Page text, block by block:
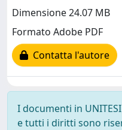
Dimensione 24.07 MB
Formato Adobe PDF
Contatta l'autore
I documenti in
e tutti i diritti sono